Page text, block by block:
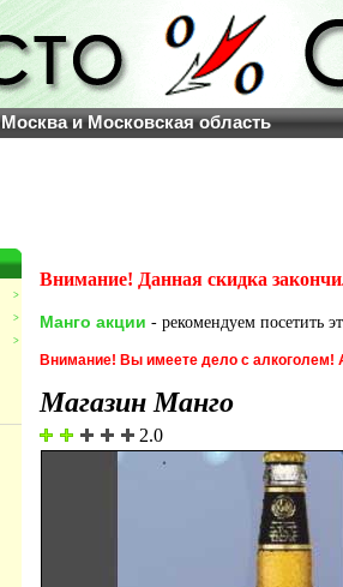
Москва и Московская область
>
>
>
Внимание! Данная скидка
Манго акции - рекомендуем посетить
Внимание! Вы имеете дело с алкоголем!
Магазин Манго
2.0